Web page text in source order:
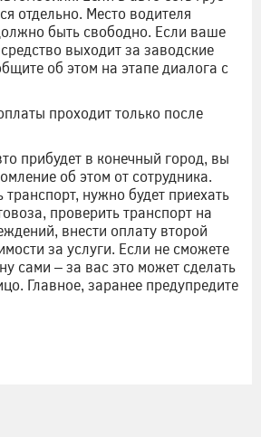
отдельно. Место водителя
быть свободно. Если ваше
выходит за заводские
об этом на этапе диалога с
проходит только после
прибудет в конечный город, вы
об этом от сотрудника.
нужно будет приехать
проверить транспорт на
внести оплату второй
за услуги. Если не сможете
сами – за вас это может сделать
Главное, заранее предупредите